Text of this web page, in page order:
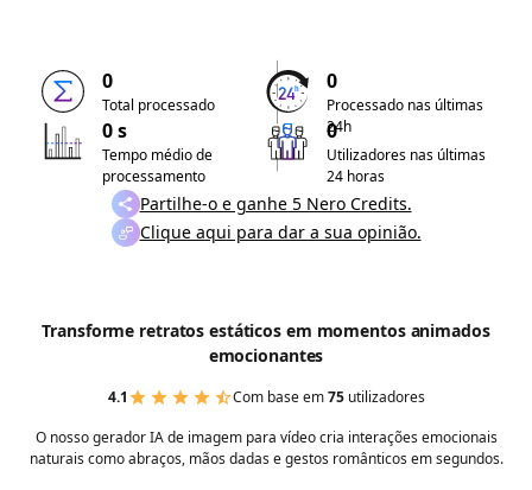
0
Total processado
0
Processado nas últimas
24h
0 s
Tempo médio de
processamento
0
Utilizadores nas últimas
24 horas
Partilhe-o e ganhe 5 Nero Credits.
Clique aqui para dar a sua opinião.
Transforme retratos estáticos em momentos animados
emocionantes
4.1 Com base em75utilizadores
O nosso gerador IA de imagem para vídeo cria interações emocionais
naturais como abraços, mãos dadas e gestos românticos em segundos.